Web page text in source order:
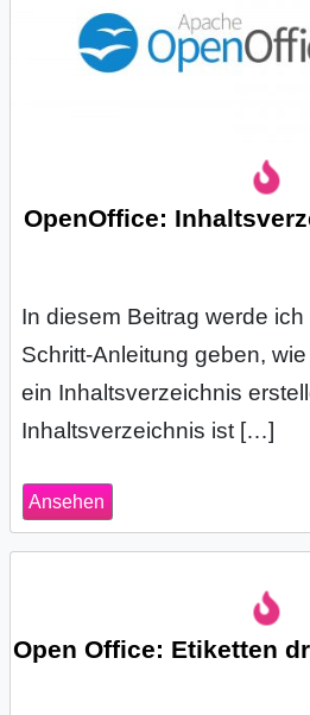
OpenOffice:
In diesem Beitrag werde
Schritt-Anleitung geben,
ein Inhaltsverzeichnis
Inhaltsverzeichnis ist […]
Ansehen
Open Office: Etiketten